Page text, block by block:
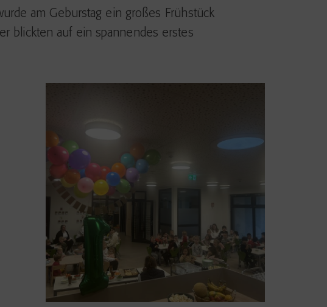
am Geburstag ein großes Frühstück
blickten auf ein spannendes erstes